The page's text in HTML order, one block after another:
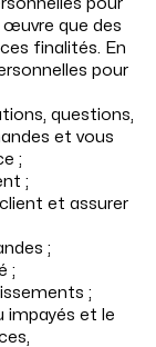
pour
que des
finalités. En
pour
questions,
et vous
;
;
et assurer
;
;
;
impayés et le